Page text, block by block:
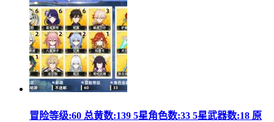
冒险等级:60 总黄数:139 5星角色数:33 5星武器数:18 原